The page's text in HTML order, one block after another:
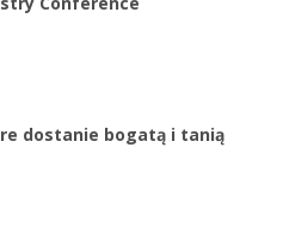
dostanie bogatą i tanią